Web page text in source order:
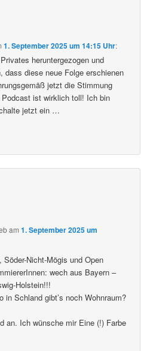
1. September 2025 um 14:15 Uhr:
heruntergezogen und
dass diese neue Folge erschienen
jetzt die Stimmung
Podcast ist wirklich toll! Ich bin
jetzt ein …
am1. September 2025 um
Söder-Nicht-Mögis und Open
wech aus Bayern –
Holstein!!!
in Schland gibt’s noch Wohnraum?
an. Ich wünsche mir Eine (!) Farbe